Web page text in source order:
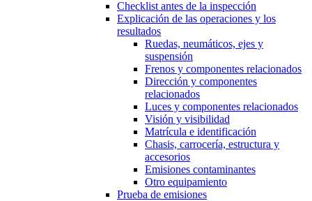
Checklist antes de la inspección
Explicación de las operaciones y los
resultados
Ruedas, neumáticos, ejes y
suspensión
Frenos y componentes relacionados
Dirección y componentes
relacionados
Luces y componentes relacionados
Visión y visibilidad
Matrícula e identificación
Chasis, carrocería, estructura y
accesorios
Emisiones contaminantes
Otro equipamiento
Prueba de emisiones